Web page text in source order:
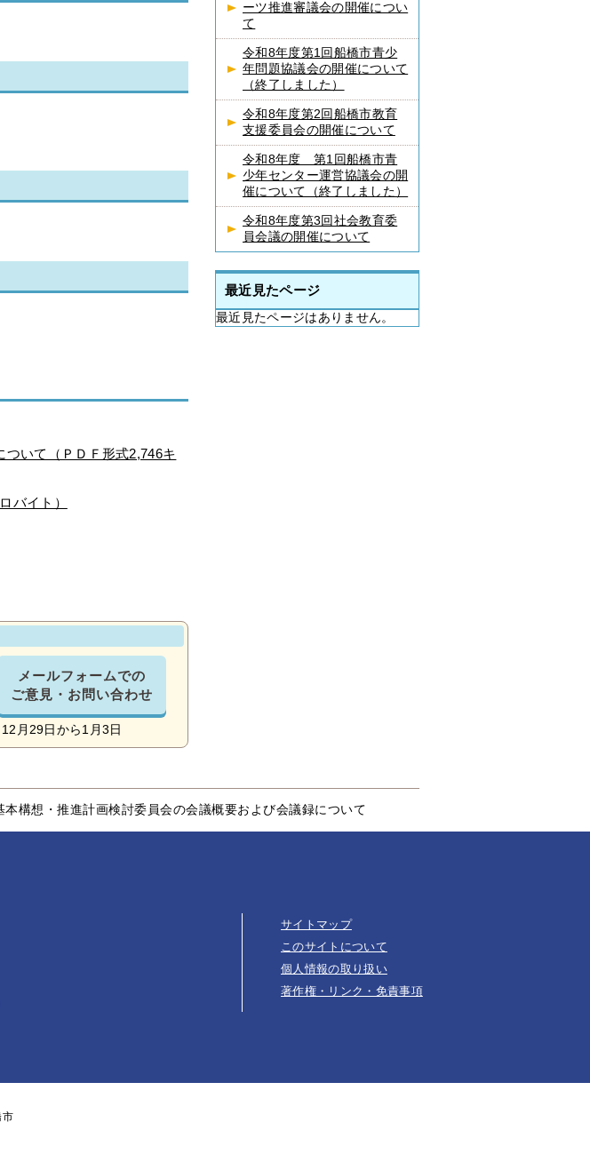
ついて（ＰＤＦ形式2,746キ
バイト）
メールフォームでの
ご意見・お問い合わせ
月29日から1月3日
ーツ推進審議会の開催につい
て
令和8年度第1回船橋市青少
年問題協議会の開催について
（終了しました）
令和8年度第2回船橋市教育
支援委員会の開催について
令和8年度 第1回船橋市青
少年センター運営協議会の開
催について（終了しました）
令和8年度第3回社会教育委
員会議の開催について
最近見たページ
最近見たページはありません。
構想・推進計画検討委員会の会議概要および会議録について
サイトマップ
このサイトについて
個人情報の取り扱い
著作権・リンク・免責事項